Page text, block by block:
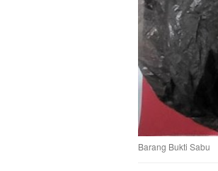
Barang Bukti Sabu